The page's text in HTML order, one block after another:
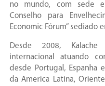
no mundo, com sede
Conselho para
Economic Fórum” sediado
Desde 2008,
internacional atuando
desde Portugal, Espanha
da America Latina,